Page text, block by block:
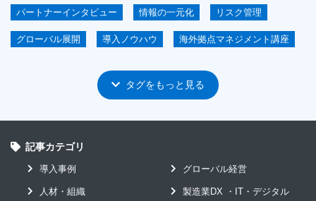
パートナーインタビュー 情報の一元化 リスク管理
グローバル展開 導入ノウハウ 海外拠点マネジメント講座
システムコスト削減 ユーザインタビュー
原価管理 見える化による経営的効果 mcframe GA
mcframe 原価管理
イベントレポート編 セキュリティ リードタイム短縮
タグをもっと見る
記事カテゴリ
導入事例 グローバル経営
人材・組織 製造業DX ・IT・デジタル